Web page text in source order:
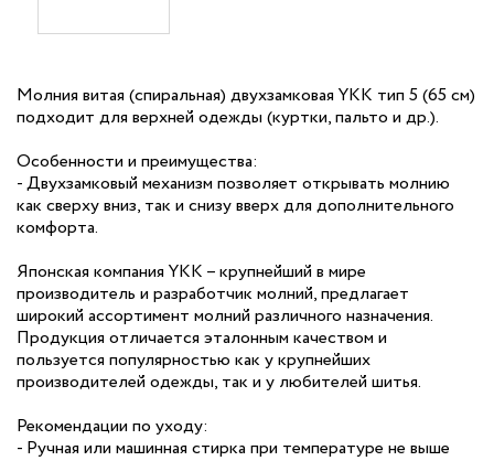
Молния витая (спиральная) двухзамковая YKK тип 5 (65 см)
подходит для верхней одежды (куртки, пальто и др.).
Особенности и преимущества:
- Двухзамковый механизм позволяет открывать молнию
как сверху вниз, так и снизу вверх для дополнительного
комфорта.
Японская компания YKK – крупнейший в мире
производитель и разработчик молний, предлагает
широкий ассортимент молний различного назначения.
Продукция отличается эталонным качеством и
пользуется популярностью как у крупнейших
производителей одежды, так и у любителей шитья.
Рекомендации по уходу:
- Ручная или машинная стирка при температуре не выше